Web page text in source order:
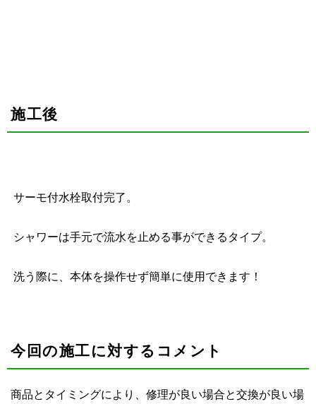
施工後
サーモ付水栓取付完了。
シャワーは手元で流水を止める事ができるタイプ。
洗う際に、本体を操作せず簡単に使用できます！
今回の施工に対するコメント
商品とタイミングにより、修理が良い場合と交換が良い場